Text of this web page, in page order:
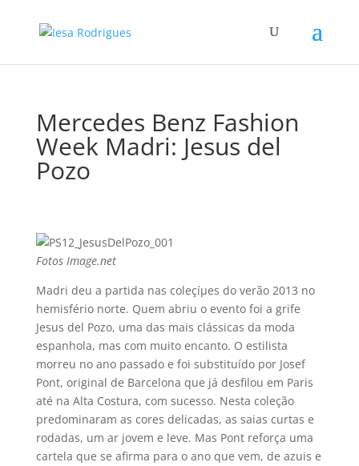
Mercedes Benz Fashion
Week Madri: Jesus del
Pozo
Fotos Image.net
Madri deu a partida nas coleçíµes do verão 2013 no
hemisfério norte. Quem abriu o evento foi a grife
Jesus del Pozo, uma das mais clássicas da moda
espanhola, mas com muito encanto. O estilista
morreu no ano passado e foi substituí­do por Josef
Pont, original de Barcelona que já desfilou em Paris
até na Alta Costura, com sucesso. Nesta coleção
predominaram as cores delicadas, as saias curtas e
rodadas, um ar jovem e leve. Mas Pont reforça uma
cartela que se afirma para o ano que vem, de azuis e